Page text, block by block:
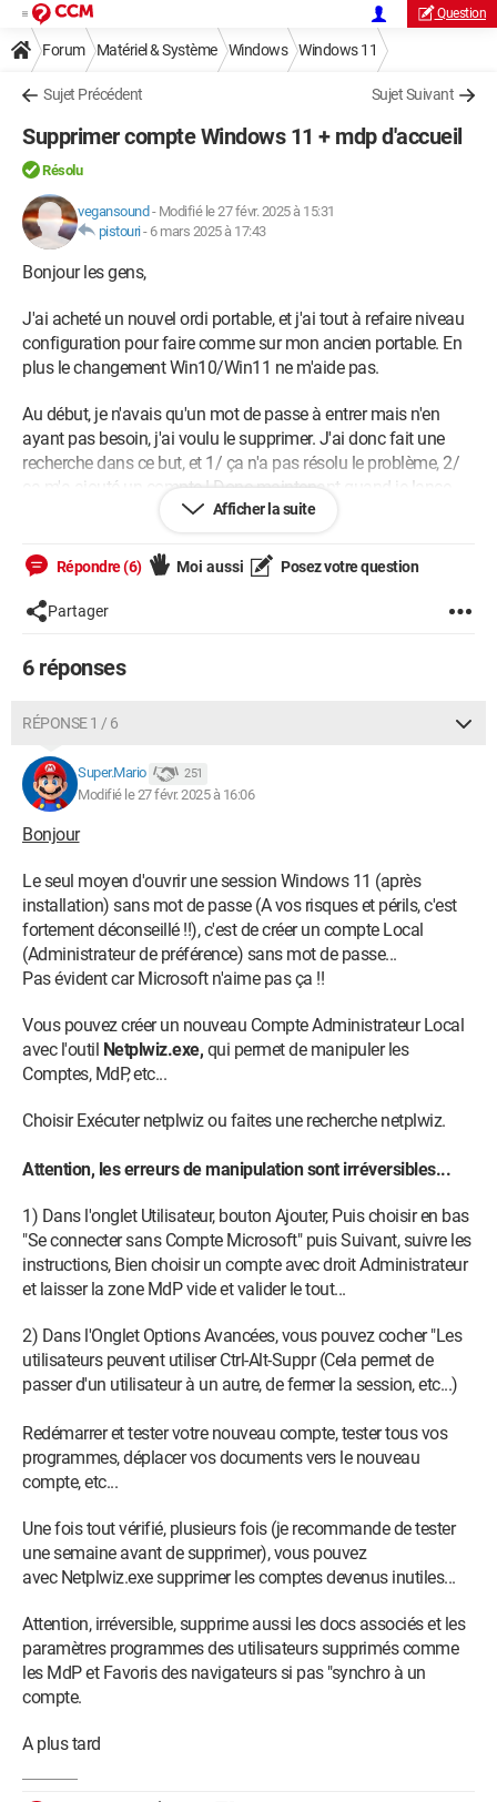
Question
Forum Matériel & Système Windows Windows 11
Sujet Précédent Sujet Suivant
Supprimer compte Windows 11 + mdp d'accueil
Résolu
vegansound - Modifié le 27 févr. 2025 à 15:31
pistouri- 6 mars 2025 à 17:43
Bonjour les gens,
J'ai acheté un nouvel ordi portable, et j'ai tout à refaire niveau
configuration pour faire comme sur mon ancien portable. En
plus le changement Win10/Win11 ne m'aide pas.
Au début, je n'avais qu'un mot de passe à entrer mais n'en
ayant pas besoin, j'ai voulu le supprimer. J'ai donc fait une
recherche dans ce but, et 1/ ça n'a pas résolu le problème, 2/
ça m'a ajouté un compte ! Donc maintenant quand je lance
l'ordi ça me dit "Nous ne sommes pas en mesure de vous
donc "OK", je change pour le bon compte, et là ça me
le compte ajouté ? J'ai été voir dans Paramètres => Comptes
=> Autres utilisateurs, mais il ne semble pas y avoir d'autres
Et dans un deuxième temps : comment désactiver la
demande de mot de passe au démarrage de l'ordi ?
Je me tiens à votre disposition pour toute info nécessaire.
Merci beaucoup de votre aide.
Afficher la suite
Répondre (6) Moi aussi Posez votre question
Partager
6 réponses
RÉPONSE 1 / 6
Super.Mario 251
Modifié le 27 févr. 2025 à 16:06
Bonjour
Le seul moyen d'ouvrir une session Windows 11 (après
installation) sans mot de passe (A vos risques et périls, c'est
fortement déconseillé !!), c'est de créer un compte Local
(Administrateur de préférence) sans mot de passe...
Pas évident car Microsoft n'aime pas ça !!
Vous pouvez créer un nouveau Compte Administrateur Local
avec l'outil Netplwiz.exe, qui permet de manipuler les
Comptes, MdP, etc...
Choisir Exécuter netplwiz ou faites une recherche netplwiz.
Attention, les erreurs de manipulation sont irréversibles...
1) Dans l'onglet Utilisateur, bouton Ajouter, Puis choisir en bas
"Se connecter sans Compte Microsoft" puis Suivant, suivre les
instructions, Bien choisir un compte avec droit Administrateur
et laisser la zone MdP vide et valider le tout...
2) Dans l'Onglet Options Avancées, vous pouvez cocher "Les
utilisateurs peuvent utiliser Ctrl-Alt-Suppr (Cela permet de
passer d'un utilisateur à un autre, de fermer la session, etc...)
Redémarrer et tester votre nouveau compte, tester tous vos
programmes, déplacer vos documents vers le nouveau
compte, etc...
Une fois tout vérifié, plusieurs fois (je recommande de tester
une semaine avant de supprimer), vous pouvez
avec Netplwiz.exe supprimer les comptes devenus inutiles...
Attention, irréversible, supprime aussi les docs associés et les
paramètres programmes des utilisateurs supprimés comme
les MdP et Favoris des navigateurs si pas "synchro à un
compte.
A plus tard